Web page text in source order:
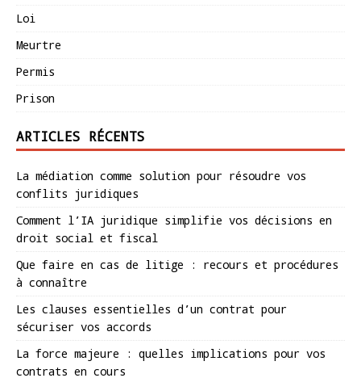
Loi
Meurtre
Permis
Prison
ARTICLES RÉCENTS
La médiation comme solution pour résoudre vos
conflits juridiques
Comment l’IA juridique simplifie vos décisions en
droit social et fiscal
Que faire en cas de litige : recours et procédures
à connaître
Les clauses essentielles d’un contrat pour
sécuriser vos accords
La force majeure : quelles implications pour vos
contrats en cours